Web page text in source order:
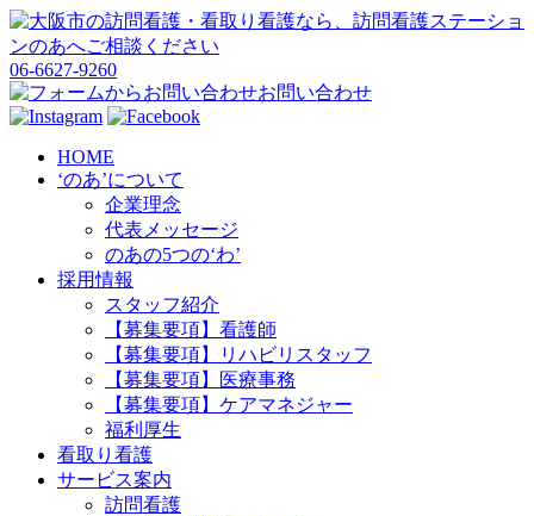
06-6627-9260
お問い合わせ
HOME
‘のあ’について
企業理念
代表メッセージ
のあの5つの‘わ’
採用情報
スタッフ紹介
【募集要項】看護師
【募集要項】リハビリスタッフ
【募集要項】医療事務
【募集要項】ケアマネジャー
福利厚生
看取り看護
サービス案内
訪問看護